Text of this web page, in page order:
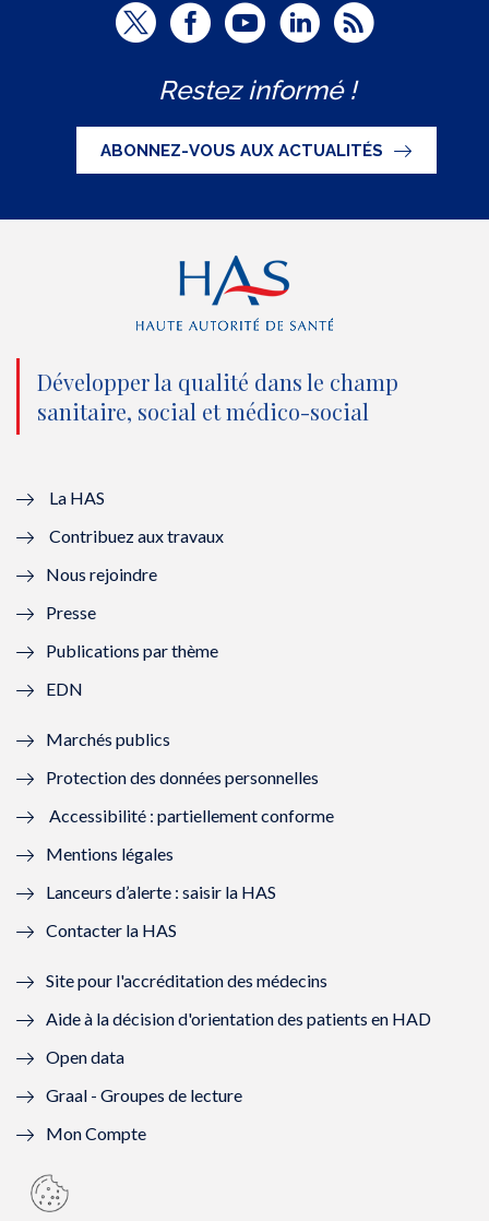
T
i
t
t
e
n
o
u
l
l
f
n
ê
t
r
e
)
F
c
e
b
o
o
k
(
n
o
e
e
n
ê
r
)
Y
u
t
u
b
e
(
n
o
u
ê
t
e
L
n
k
e
d
(
n
o
ê
)
R
Restez informé !
ABONNEZ-VOUS AUX ACTUALITÉS
Développer la qualité dans le champ
sanitaire, social et médico-social
La HAS
Contribuez aux travaux
Nous rejoindre
Presse
Publications par thème
EDN
Marchés publics
Protection des données personnelles
Accessibilité : partiellement conforme
Mentions légales
Lanceurs d’alerte : saisir la HAS
Contacter la HAS
Site pour l'accréditation des médecins
Aide à la décision d'orientation des patients en HAD
Open data
Graal - Groupes de lecture
Mon Compte